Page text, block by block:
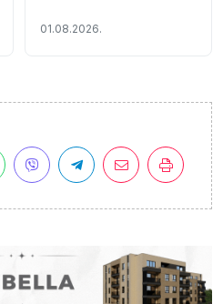
01.08.2026.